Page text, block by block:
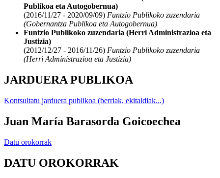
Publikoa eta Autogobernua)
(2016/11/27 - 2020/09/09) Funtzio Publikoko zuzendaria
(Gobernantza Publikoa eta Autogobernua)
Funtzio Publikoko zuzendaria (Herri Administrazioa eta
Justizia)
(2012/12/27 - 2016/11/26) Funtzio Publikoko zuzendaria
(Herri Administrazioa eta Justizia)
JARDUERA PUBLIKOA
Kontsultatu jarduera publikoa (berriak, ekitaldiak...)
Juan María Barasorda Goicoechea
Datu orokorrak
DATU OROKORRAK